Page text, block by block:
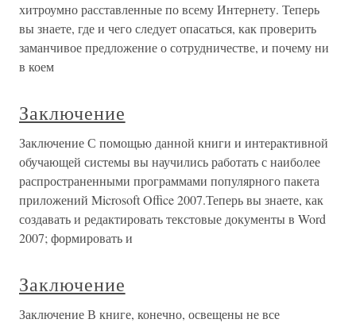
хитроумно расставленные по всему Интернету. Теперь
вы знаете, где и чего следует опасаться, как проверить
заманчивое предложение о сотрудничестве, и почему ни
в коем
Заключение
Заключение С помощью данной книги и интерактивной
обучающей системы вы научились работать с наиболее
распространенными программами популярного пакета
приложений Microsoft Office 2007.Теперь вы знаете, как
создавать и редактировать текстовые документы в Word
2007; формировать и
Заключение
Заключение В книге, конечно, освещены не все